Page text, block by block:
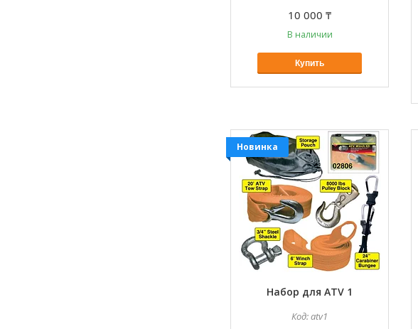
10 000 ₸
В наличии
Купить
Новинка
Набор для ATV 1
atv1